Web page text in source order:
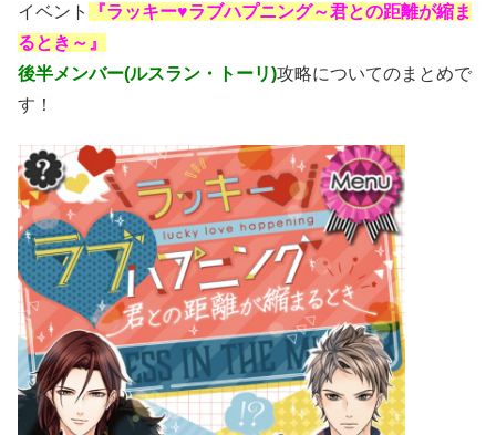
イベント
『ラッキー♥ラブハプニング～君との距離が縮ま
るとき～』
後半メンバー(ルスラン・トーリ)攻略についてのまとめで
す！